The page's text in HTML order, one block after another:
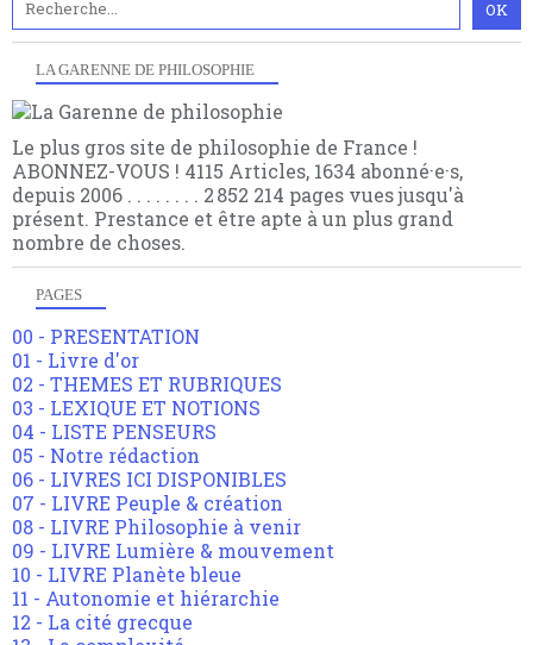
LA GARENNE DE PHILOSOPHIE
Le plus gros site de philosophie de France !
ABONNEZ-VOUS ! 4115 Articles, 1634 abonné·e·s,
depuis 2006 . . . . . . . . 2 852 214 pages vues jusqu'à
présent. Prestance et être apte à un plus grand
nombre de choses.
PAGES
00 - PRESENTATION
01 - Livre d'or
02 - THEMES ET RUBRIQUES
03 - LEXIQUE ET NOTIONS
04 - LISTE PENSEURS
05 - Notre rédaction
06 - LIVRES ICI DISPONIBLES
07 - LIVRE Peuple & création
08 - LIVRE Philosophie à venir
09 - LIVRE Lumière & mouvement
10 - LIVRE Planète bleue
11 - Autonomie et hiérarchie
12 - La cité grecque